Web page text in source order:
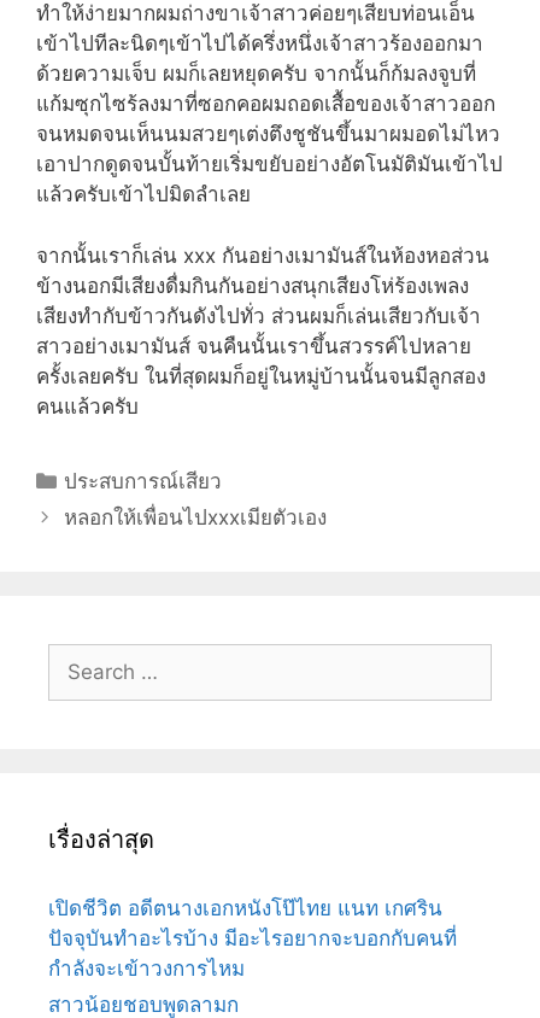
ทำให้ง่ายมากผมถ่างขาเจ้าสาวค่อยๆเสียบท่อนเอ็น
เข้าไปทีละนิดๆเข้าไปได้ครึ่งหนึ่งเจ้าสาวร้องออกมา
ด้วยความเจ็บ ผมก็เลยหยุดครับ จากนั้นก็ก้มลงจูบที่
แก้มซุกไซร้ลงมาที่ซอกคอผมถอดเสื้อของเจ้าสาวออก
จนหมดจนเห็นนมสวยๆเต่งตึงชูชันขึ้นมาผมอดไม่ไหว
เอาปากดูดจนบั้นท้ายเริ่มขยับอย่างอัตโนมัติมันเข้าไป
แล้วครับเข้าไปมิดลำเลย
จากนั้นเราก็เล่น xxx กันอย่างเมามันส์ในห้องหอส่วน
ข้างนอกมีเสียงดื่มกินกันอย่างสนุกเสียงโห่ร้องเพลง
เสียงทำกับข้าวกันดังไปทั่ว ส่วนผมก็เล่นเสียวกับเจ้า
สาวอย่างเมามันส์ จนคืนนั้นเราขึ้นสวรรค์ไปหลาย
ครั้งเลยครับ ในที่สุดผมก็อยู่ในหมู่บ้านนั้นจนมีลูกสอง
คนแล้วครับ
Categories
ประสบการณ์เสียว
หลอกให้เพื่อนไปxxxเมียตัวเอง
for:
เรื่องล่าสุด
เปิดชีวิต อดีตนางเอกหนังโป๊ไทย แนท เกศริน
ปัจจุบันทำอะไรบ้าง มีอะไรอยากจะบอกกับคนที่
กำลังจะเข้าวงการไหม
สาวน้อยชอบพูดลามก